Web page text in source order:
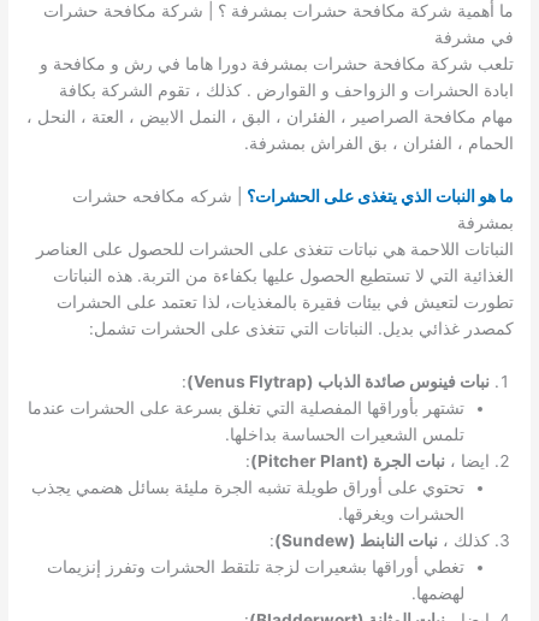
ما أهمية شركة مكافحة حشرات بمشرفة ؟ | شركة مكافحة حشرات
في مشرفة
تلعب شركة مكافحة حشرات بمشرفة دورا هاما في رش و مكافحة و
ابادة الحشرات و الزواحف و القوارض . كذلك ، تقوم الشركة بكافة
مهام مكافحة الصراصير ، الفئران ، البق ، النمل الابيض ، العتة ، النحل ،
الحمام ، الفئران ، بق الفراش بمشرفة.
ما هو النبات الذي يتغذى على الحشرات؟ | شركه مكافحه حشرات
بمشرفة
النباتات اللاحمة هي نباتات تتغذى على الحشرات للحصول على العناصر
الغذائية التي لا تستطيع الحصول عليها بكفاءة من التربة. هذه النباتات
تطورت لتعيش في بيئات فقيرة بالمغذيات، لذا تعتمد على الحشرات
كمصدر غذائي بديل. النباتات التي تتغذى على الحشرات تشمل:
نبات فينوس صائدة الذباب (Venus Flytrap)
:
تشتهر بأوراقها المفصلية التي تغلق بسرعة على الحشرات عندما
تلمس الشعيرات الحساسة بداخلها.
ايضا ،نبات الجرة (Pitcher Plant)
:
تحتوي على أوراق طويلة تشبه الجرة مليئة بسائل هضمي يجذب
الحشرات ويغرقها.
كذلك ،نبات النابنط (Sundew)
:
تغطي أوراقها بشعيرات لزجة تلتقط الحشرات وتفرز إنزيمات
لهضمها.